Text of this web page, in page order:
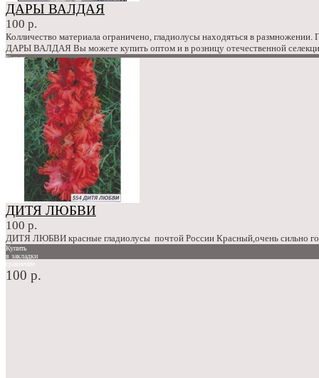
ДАРЫ ВАЛДАЯ
100 р.
Колличество материала ограничено, гладиолусы находяться в
ДАРЫ ВАЛДАЯ Вы можете купить оптом и в розницу отечественной
Купить
в закладки
сравнение
100 р.
ДИТЯ ЛЮБВИ
100 р.
ДИТЯ ЛЮБВИ красные гладиолусы почтой России Красный,очень сильно
Купить
в закладки
100 р.